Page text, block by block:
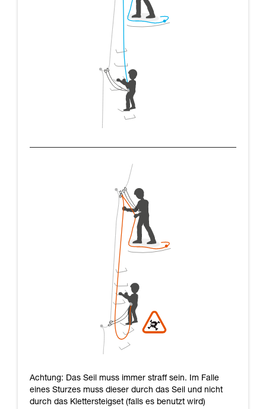
Achtung: Das Seil muss immer straff sein. Im Falle
eines Sturzes muss dieser durch das Seil und nicht
durch das Klettersteigset (falls es benutzt wird)